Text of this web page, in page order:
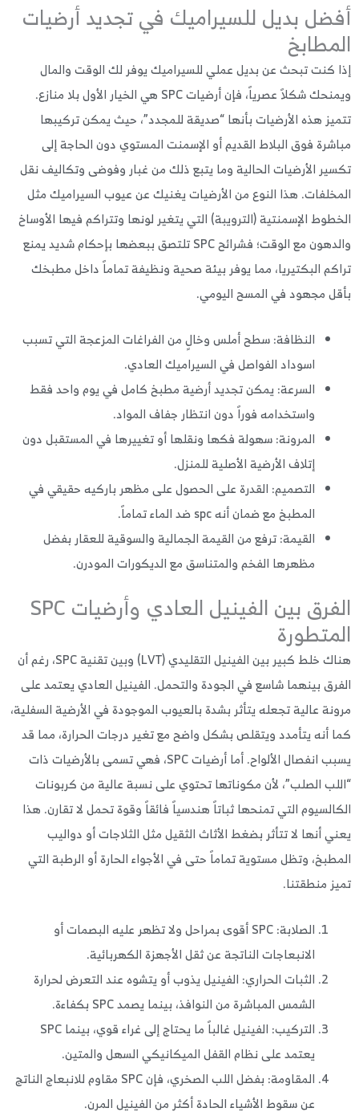
بديل للسيراميك في تجديد أرضيات
كنت تبحث عن بديل عملي للسيراميك يوفر لك الوقت والمال
ويمنحك شكلاً عصرياً، فإن أرضيات SPC هي الخيار الأول بلا منازع.
هذه الأرضيات بأنها “صديقة للمجدد”، حيث يمكن تركيبها
فوق البلاط القديم أو الإسمنت المستوي دون الحاجة إلى
الأرضيات الحالية وما يتبع ذلك من غبار وفوضى وتكاليف نقل
هذا النوع من الأرضيات يغنيك عن عيوب السيراميك مثل
الإسمنتية (الترويبة) التي يتغير لونها وتتراكم فيها الأوساخ
والدهون مع الوقت؛ فشرائح SPC تلتصق ببعضها بإحكام شديد يمنع
البكتيريا، مما يوفر بيئة صحية ونظيفة تماماً داخل مطبخك
مجهود في المسح اليومي.
النظافة: سطح أملس وخالٍ من الفراغات المزعجة التي تسبب
اسوداد الفواصل في السيراميك العادي.
السرعة: يمكن تجديد أرضية مطبخ كامل في يوم واحد فقط
واستخدامه فوراً دون انتظار جفاف المواد.
المرونة: سهولة فكها ونقلها أو تغييرها في المستقبل دون
إتلاف الأرضية الأصلية للمنزل.
التصميم: القدرة على الحصول على مظهر باركيه حقيقي في
المطبخ مع ضمان أنه spc ضد الماء تماماً.
القيمة: ترفع من القيمة الجمالية والسوقية للعقار بفضل
مظهرها الفخم والمتناسق مع الديكورات المودرن.
الفرق بين الفينيل العادي وأرضيات SPC
هناك خلط كبير بين الفينيل التقليدي (LVT) وبين تقنية SPC، رغم أن
بينهما شاسع في الجودة والتحمل. الفينيل العادي يعتمد على
عالية تجعله يتأثر بشدة بالعيوب الموجودة في الأرضية السفلية،
أنه يتأمدد ويتقلص بشكل واضح مع تغير درجات الحرارة، مما قد
يسبب انفصال الألواح. أما أرضيات SPC، فهي تسمى بالأرضيات ذات
الصلب”، لأن مكوناتها تحتوي على نسبة عالية من كربونات
التي تمنحها ثباتاً هندسياً فائقاً وقوة تحمل لا تقارن. هذا
أنها لا تتأثر بضغط الأثاث الثقيل مثل الثلاجات أو دواليب
وتظل مستوية تماماً حتى في الأجواء الحارة أو الرطبة التي
منطقتنا.
الصلابة: SPC أقوى بمراحل ولا تظهر عليه البصمات أو
الانبعاجات الناتجة عن ثقل الأجهزة الكهربائية.
الثبات الحراري: الفينيل يذوب أو يتشوه عند التعرض لحرارة
الشمس المباشرة من النوافذ، بينما يصمد SPC بكفاءة.
التركيب: الفينيل غالباً ما يحتاج إلى غراء قوي، بينما SPC
يعتمد على نظام القفل الميكانيكي السهل والمتين.
المقاومة: بفضل اللب الصخري، فإن SPC مقاوم للانبعاج الناتج
عن سقوط الأشياء الحادة أكثر من الفينيل المرن.